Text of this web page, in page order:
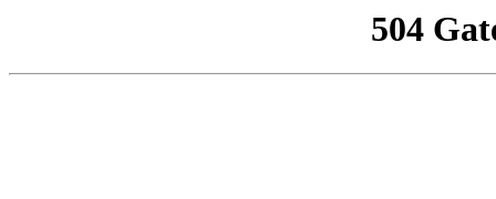
504